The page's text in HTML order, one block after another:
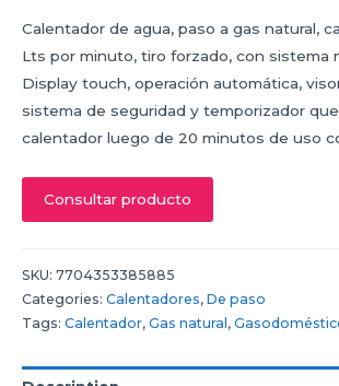
Calentador de agua, paso a gas natural,
Lts por minuto, tiro forzado, con sistema
Display touch, operación automática,
sistema de seguridad y temporizador
calentador luego de 20 minutos de uso
Consultar producto
SKU: 7704353385885
Categories: Calentadores, De paso
Tags: Calentador, Gas natural,